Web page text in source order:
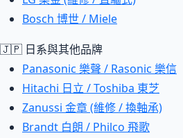
Bosch 博世 / Miele
🇯🇵 日系與其他品牌
Panasonic 樂聲 / Rasonic 樂信
Hitachi 日立 / Toshiba 東芝
Zanussi 金章 (維修 / 換軸承)
Brandt 白朗 / Philco 飛歌